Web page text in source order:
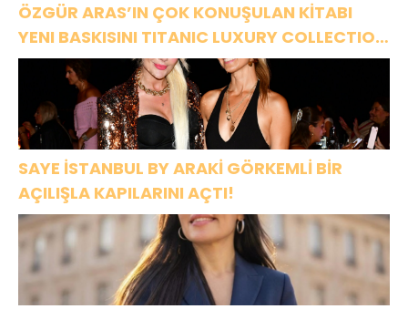
ÖZGÜR ARAS’IN ÇOK KONUŞULAN KİTABI
YENI BASKISINI TITANIC LUXURY COLLECTION
BODRUM’DA KUTLADI
SAYE İSTANBUL BY ARAKİ GÖRKEMLİ BİR
AÇILIŞLA KAPILARINI AÇTI!